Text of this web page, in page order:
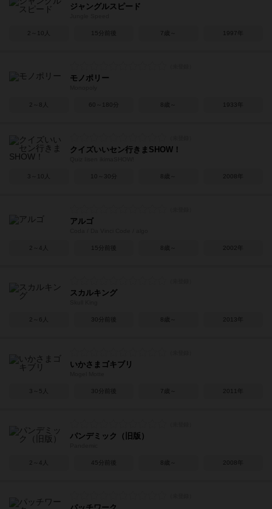
ジャングルスピード
2～10人 15分前後 7歳～ 1997年
モノポリー
2～8人 60～180分 8歳～ 1933年
クイズいいセン行きまSHOW！
3～10人 10～30分 8歳～ 2008年
アルゴ
2～4人 15分前後 8歳～ 2002年
スカルキング
2～6人 30分前後 8歳～ 2013年
いかさまゴキブリ
3～5人 30分前後 7歳～ 2011年
パンデミック（旧版）
2～4人 45分前後 8歳～ 2008年